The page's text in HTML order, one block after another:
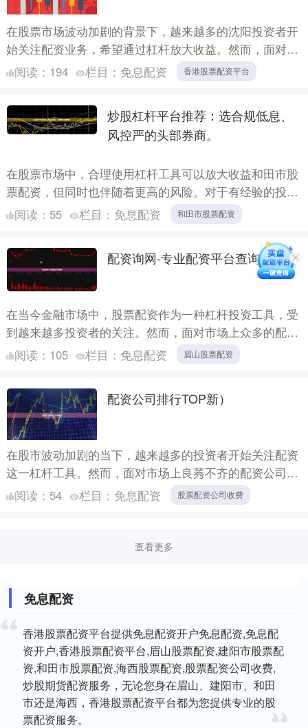
在股票市场波动加剧的背景下，越来越多的沈阳投资者开
始关注配资业务，希望通过杠杆放大收益。然而，面对市
场上众多配资平台香港股票配资平台，如何选择正规、安
阅读： 194 栏目： 免息配资 香港股票配资平台
炒股杠杆平台推荐：选合规低息、
风控严的头部券商。
在股票市场中，合理使用杠杆工具可以放大收益和田市股
票配资，但同时也伴随着更高的风险。对于有经验的投资
者而言，选择一家合规、低息且风控严格的杠杆平台至关
阅读： 55 栏目： 免息配资 和田市股票配资
配资询网-专业配资平台查询
在当今金融市场中，股票配资作为一种杠杆投资工具，受
到越来越多投资者的关注。然而，面对市场上众多的配资
平台，如何选择一家正规、安全、可靠的平台，成为许多
阅读： 105 栏目： 免息配资 眉山股票配资
配资公司排行TOP新）
在股市波动加剧的当下，越来越多的投资者开始关注配资
这一杠杆工具。然而，面对市场上良莠不齐的配资公司，
如何选择一家安全、合规、服务优质的平台，成为了每位
阅读： 54 栏目： 免息配资 股票配资公司收费
查看更多
免息配资
香港股票配资平台提供免息配资开户免息配资,免息配
资开户,香港股票配资平台,眉山股票配资,建阳市股票配
资,和田市股票配资,海西股票配资,股票配资公司收费,
炒股期货配资服务，无论您身在眉山、建阳市、和田
市还是海西，香港股票配资平台都为您提供专业的股
票配资服务。